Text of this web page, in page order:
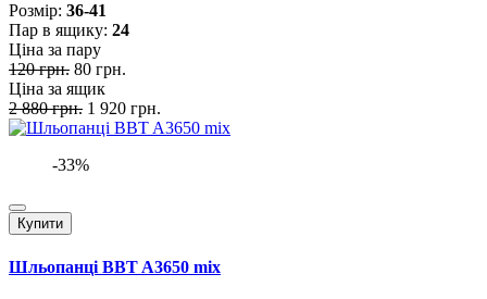
Розмiр: 36-41
Пар в ящику: 24
Ціна за пару
120 грн. 80 грн.
Ціна за ящик
2 880 грн. 1 920 грн.
-33%
Купити
Шльопанці BBT A3650 mix